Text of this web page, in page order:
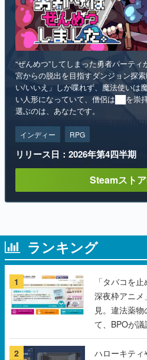
“ぜんめつ”してしまった勇者パーテ
宮からの脱出を目指すダンジョン探
い/いいえ」しか喋れず、魔法使いは
い人形になっていて、僧侶は██を崇
選ぶのは、あなたです。
インディー RPG
リリース日：2026年第4四半期
Steamスト
ランキング
1
「タバコを
深夜枠アニ
見。違法薬
て、BPOが
2
ハローキテ